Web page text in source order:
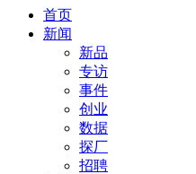
首页
新闻
新品
专访
事件
创业
数据
探厂
招聘